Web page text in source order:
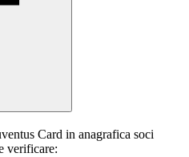
Card in anagrafica soci
verificare: